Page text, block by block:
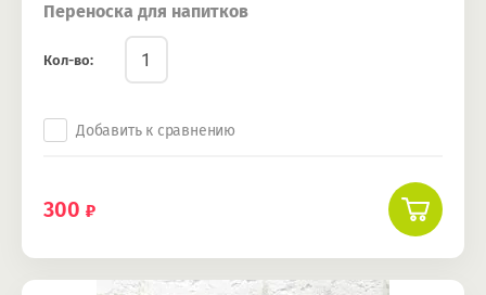
Переноска для напитков
Кол-во:
Добавить к сравнению
300